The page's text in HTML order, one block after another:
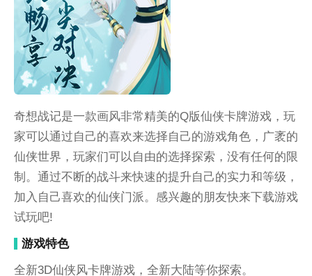
奇想战记是一款画风非常精美的Q版仙侠卡牌游戏，玩
家可以通过自己的喜欢来选择自己的游戏角色，广袤的
仙侠世界，玩家们可以自由的选择探索，没有任何的限
制。通过不断的战斗来快速的提升自己的实力和等级，
加入自己喜欢的仙侠门派。感兴趣的朋友快来下载游戏
试玩吧!
游戏特色
全新3D仙侠风卡牌游戏，全新大陆等你探索。